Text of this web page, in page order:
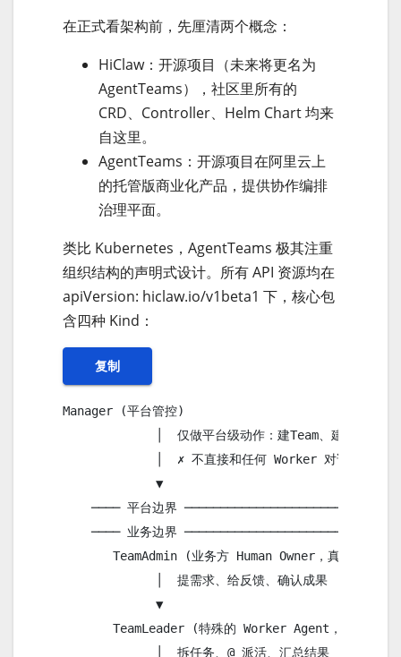
在正式看架构前，先厘清两个概念：
HiClaw：开源项目（未来将更名为
AgentTeams），社区里所有的
CRD、Controller、Helm Chart 均来
自这里。
AgentTeams：开源项目在阿里云上
的托管版商业化产品，提供协作编排
治理平面。
类比 Kubernetes，AgentTeams 极其注重
组织结构的声明式设计。所有 API 资源均在
apiVersion: hiclaw.io/v1beta1 下，核心包
含四种 Kind：
复制
Manager (平台管控)
│  仅做平台级动作：建Team、建Human、
             │  ✗ 不直接和任何 Worker 对话
             ▼
──── 平台边界
──── 业务边界
       TeamAdmin (业务方 Human Owner，真人老板)
             │  提需求、给反馈、确认成果
             ▼
       TeamLeader (特殊的 Worker Agent，项目经理)
             │  拆任务、@ 派活、汇总结果